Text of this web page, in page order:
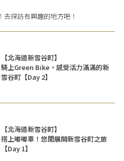
探訪有興趣的地方吧！
【北海道新雪谷町】
騎上Green Bike，感受活力滿滿的新
雪谷町【Day 2】
【北海道新雪谷町】
搭上嘟嘟車！悠閒展開新雪谷町之旅
【Day 1】